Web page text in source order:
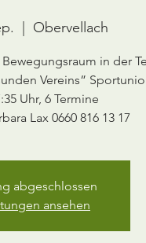
Obervellach
in der
Vereins”
Uhr, 6 Termine
abgeschlossen
ansehen